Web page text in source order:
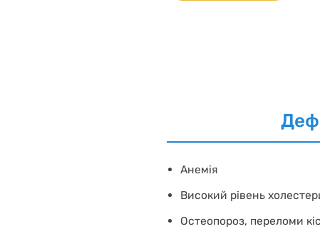
Анемія
Високий рівень
Остеопороз, переломи